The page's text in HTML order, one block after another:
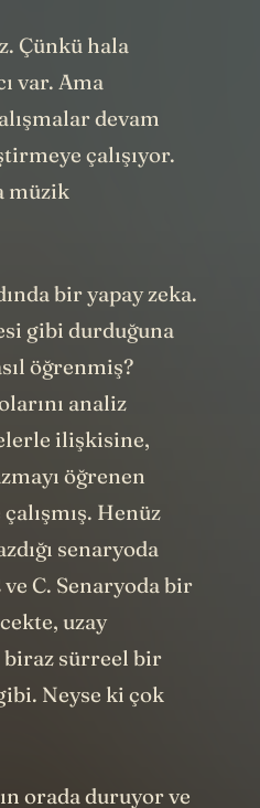
Çünkü hala
var. Ama
devam
çalışıyor.
müzik
bir yapay zeka.
gibi durduğuna
öğrenmiş?
analiz
ilişkisine,
öğrenen
Henüz
senaryoda
C. Senaryoda bir
uzay
biraz sürreel bir
Neyse ki çok
orada duruyor ve